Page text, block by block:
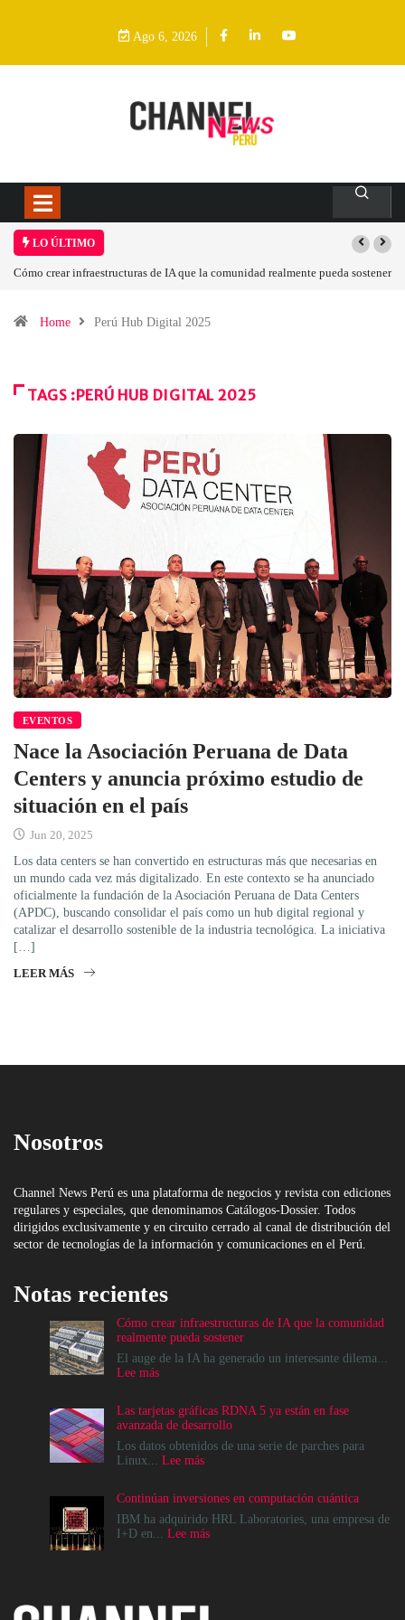
Ago 6, 2026
LO ÚLTIMO
Cómo crear infraestructuras de IA que la comunidad realmente pueda sostener
Home Perú Hub Digital 2025
TAGS :PERÚ HUB DIGITAL 2025
EVENTOS
Nace la Asociación Peruana de Data
Centers y anuncia próximo estudio de
situación en el país
Jun 20, 2025
Los data centers se han convertido en estructuras más que necesarias en
un mundo cada vez más digitalizado. En este contexto se ha anunciado
oficialmente la fundación de la Asociación Peruana de Data Centers
(APDC), buscando consolidar el país como un hub digital regional y
catalizar el desarrollo sostenible de la industria tecnológica. La iniciativa
[…]
LEER MÁS
Nosotros
Channel News Perú es una plataforma de negocios y revista con ediciones
regulares y especiales, que denominamos Catálogos-Dossier. Todos
dirigidos exclusivamente y en circuito cerrado al canal de distribución del
sector de tecnologías de la información y comunicaciones en el Perú.
Notas recientes
Cómo crear infraestructuras de IA que la comunidad
realmente pueda sostener
El auge de la IA ha generado un interesante dilema...
Lee más:
infraestructuras
de
IA
que
realmente
pueda
sostener
Las tarjetas gráficas RDNA 5 ya están en fase
avanzada de desarrollo
Los datos obtenidos de una serie de parches para
Linux... Lee más:
gráficas
RDNA
5
avanzada
Continúan inversiones en computación cuántica
IBM ha adquirido HRL Laboratories, una empresa de
I+D en... Lee más: